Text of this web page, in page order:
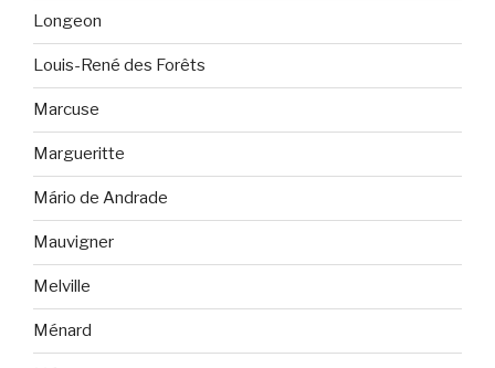
Longeon
Louis-René des Forêts
Marcuse
Margueritte
Mário de Andrade
Mauvigner
Melville
Ménard